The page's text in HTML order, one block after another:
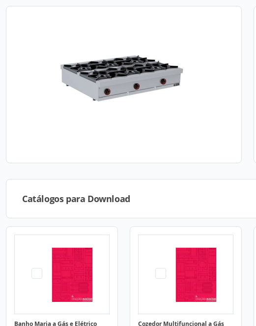
Catálogos para Download
Banho Maria a Gás e Elétrico Cozedor Multifuncional a Gás